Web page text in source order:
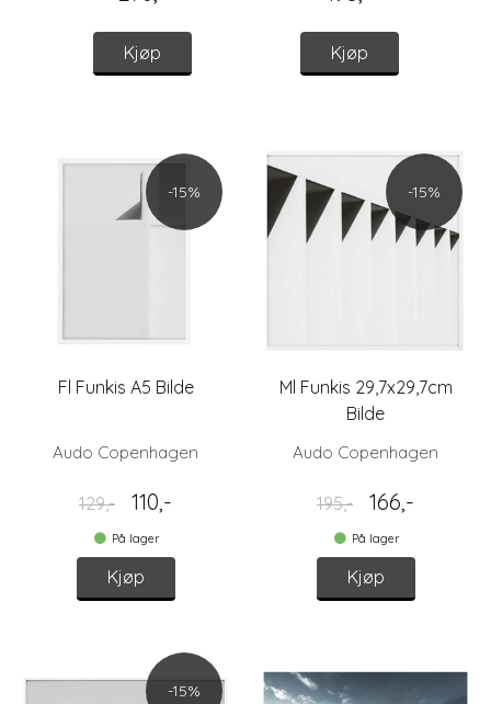
Kjøp Kjøp
-15%
Fl Funkis A5 Bilde
Audo Copenhagen
129,- 110,-
På lager
Kjøp
-15%
Ml Funkis 29,7x29,7cm
Bilde
Audo Copenhagen
195,- 166,-
På lager
Kjøp
-15%